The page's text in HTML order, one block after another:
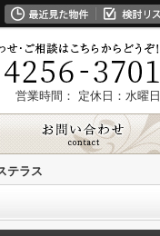
営業時間： 定休日：水曜日
テラス